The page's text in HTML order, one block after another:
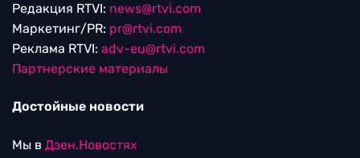
Редакция RTVI: news@rtvi.com
Маркетинг/PR: pr@rtvi.com
Реклама RTVI: adv-eu@rtvi.com
Партнерские материалы
Достойные новости
Мы в Дзен.Новостях